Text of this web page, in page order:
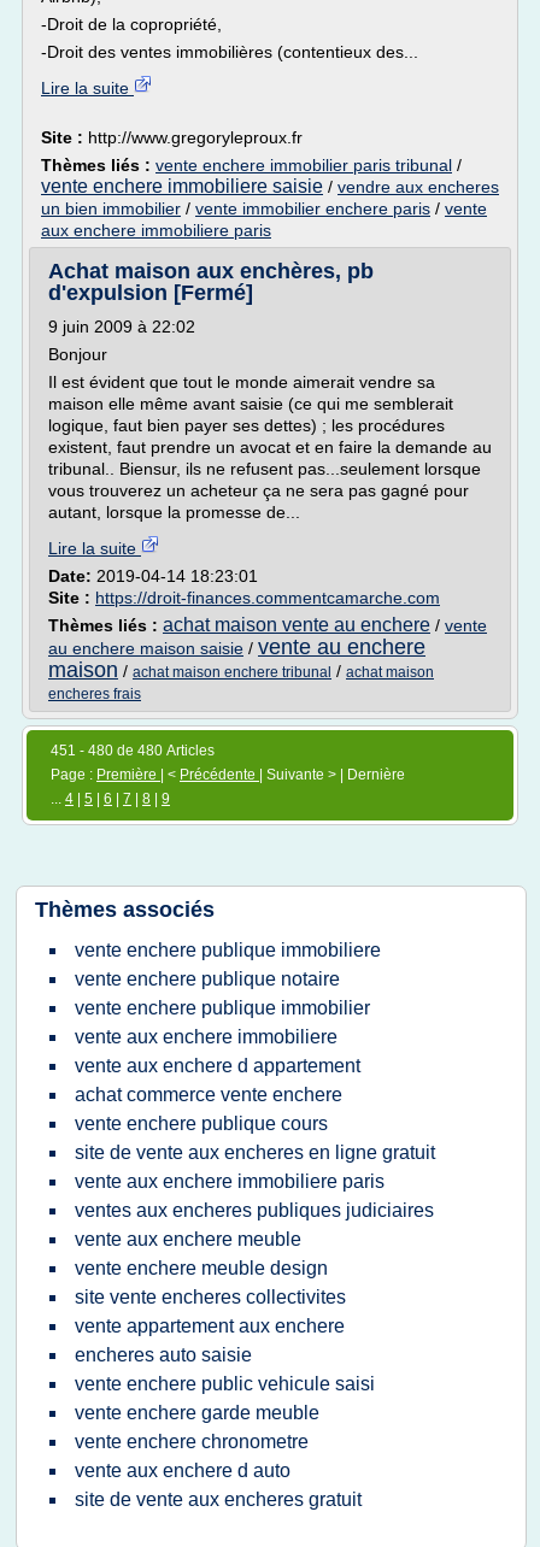
-Droit de la copropriété,
-Droit des ventes immobilières (contentieux des...
Lire la suite
Site : http://www.gregoryleproux.fr
Thèmes liés : vente enchere immobilier paris tribunal /
vente enchere immobiliere saisie / vendre aux encheres
un bien immobilier / vente immobilier enchere paris / vente
aux enchere immobiliere paris
Achat maison aux enchères, pb
d'expulsion [Fermé]
9 juin 2009 à 22:02
Bonjour
Il est évident que tout le monde aimerait vendre sa
maison elle même avant saisie (ce qui me semblerait
logique, faut bien payer ses dettes) ; les procédures
existent, faut prendre un avocat et en faire la demande au
tribunal.. Biensur, ils ne refusent pas...seulement lorsque
vous trouverez un acheteur ça ne sera pas gagné pour
autant, lorsque la promesse de...
Lire la suite
Date: 2019-04-14 18:23:01
Site : https://droit-finances.commentcamarche.com
Thèmes liés : achat maison vente au enchere / vente
au enchere maison saisie / vente au enchere
maison / achat maison enchere tribunal / achat maison
encheres frais
451 - 480 de 480 Articles
Page : Première | < Précédente
| Suivante > | Dernière
... 4 5 6 7 8 9
Thèmes associés
vente enchere publique immobiliere
vente enchere publique notaire
vente enchere publique immobilier
vente aux enchere immobiliere
vente aux enchere d appartement
achat commerce vente enchere
vente enchere publique cours
site de vente aux encheres en ligne gratuit
vente aux enchere immobiliere paris
ventes aux encheres publiques judiciaires
vente aux enchere meuble
vente enchere meuble design
site vente encheres collectivites
vente appartement aux enchere
encheres auto saisie
vente enchere public vehicule saisi
vente enchere garde meuble
vente enchere chronometre
vente aux enchere d auto
site de vente aux encheres gratuit